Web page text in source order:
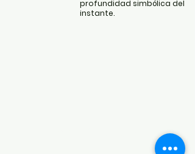
profundidad simbólica del
instante.